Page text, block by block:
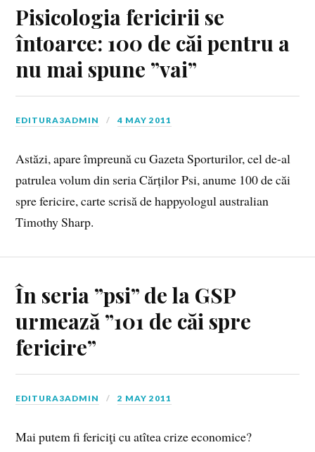
Pisicologia fericirii se
întoarce: 100 de căi pentru a
nu mai spune ”vai”
EDITURA3ADMIN 4 MAY 2011
Astăzi, apare împreună cu Gazeta Sporturilor, cel de-al
patrulea volum din seria Cărților Psi, anume 100 de căi
spre fericire, carte scrisă de happyologul australian
Timothy Sharp.
În seria ”psi” de la GSP
urmează ”101 de căi spre
fericire”
EDITURA3ADMIN 2 MAY 2011
Mai putem fi fericiţi cu atîtea crize economice?